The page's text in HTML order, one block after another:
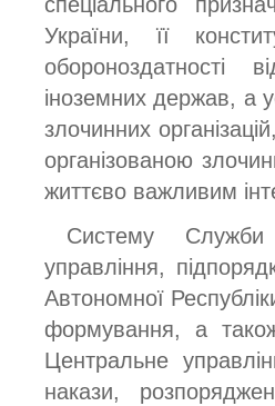
України, її
обороноздатності
іноземних держав, а
злочинних
організованою
життєво важливим
Систему Служби
управління,
Автономної
формування, а також
Центральне
накази,